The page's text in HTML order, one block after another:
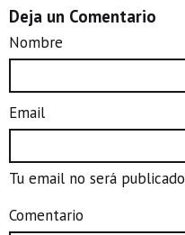
Deja un Comentario
Nombre
Email
Tu email no será publicado
Comentario